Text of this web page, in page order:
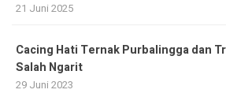
21 Juni 2025
Cacing Hati Ternak Purbalingga dan
Salah Ngarit
29 Juni 2023